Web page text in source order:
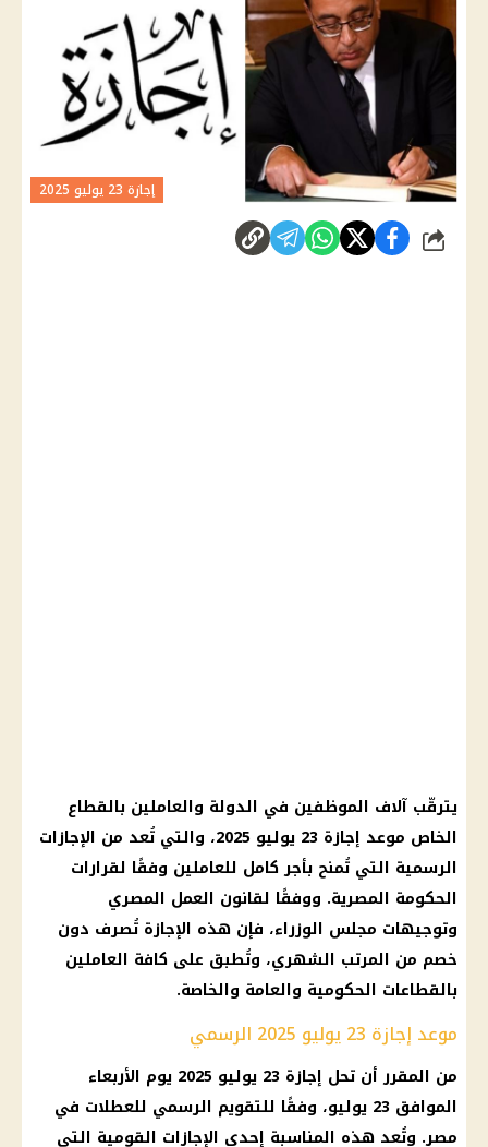
إجازة 23 يوليو 2025
شارك
يترقّب آلاف الموظفين في الدولة والعاملين بالقطاع
الخاص موعد إجازة 23 يوليو 2025، والتي تُعد من الإجازات
الرسمية التي تُمنح بأجر كامل للعاملين وفقًا لقرارات
الحكومة المصرية. ووفقًا لقانون العمل المصري
وتوجيهات مجلس الوزراء، فإن هذه الإجازة تُصرف دون
خصم من المرتب الشهري، وتُطبق على كافة العاملين
بالقطاعات الحكومية والعامة والخاصة.
موعد إجازة 23 يوليو 2025 الرسمي
من المقرر أن تحل إجازة 23 يوليو 2025 يوم الأربعاء
الموافق 23 يوليو، وفقًا للتقويم الرسمي للعطلات في
مصر. وتُعد هذه المناسبة إحدى الإجازات القومية التي